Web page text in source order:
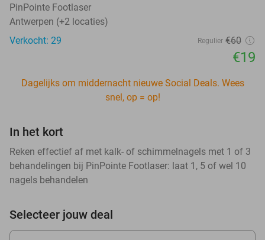
PinPointe Footlaser
Antwerpen (+2 locaties)
Verkocht: 29
Regulier €60
€19
Dagelijks om middernacht nieuwe Social Deals. Wees
snel, op = op!
In het kort
Reken effectief af met kalk- of schimmelnagels met 1 of 3
behandelingen bij PinPointe Footlaser: laat 1, 5 of wel 10
nagels behandelen
Selecteer jouw deal